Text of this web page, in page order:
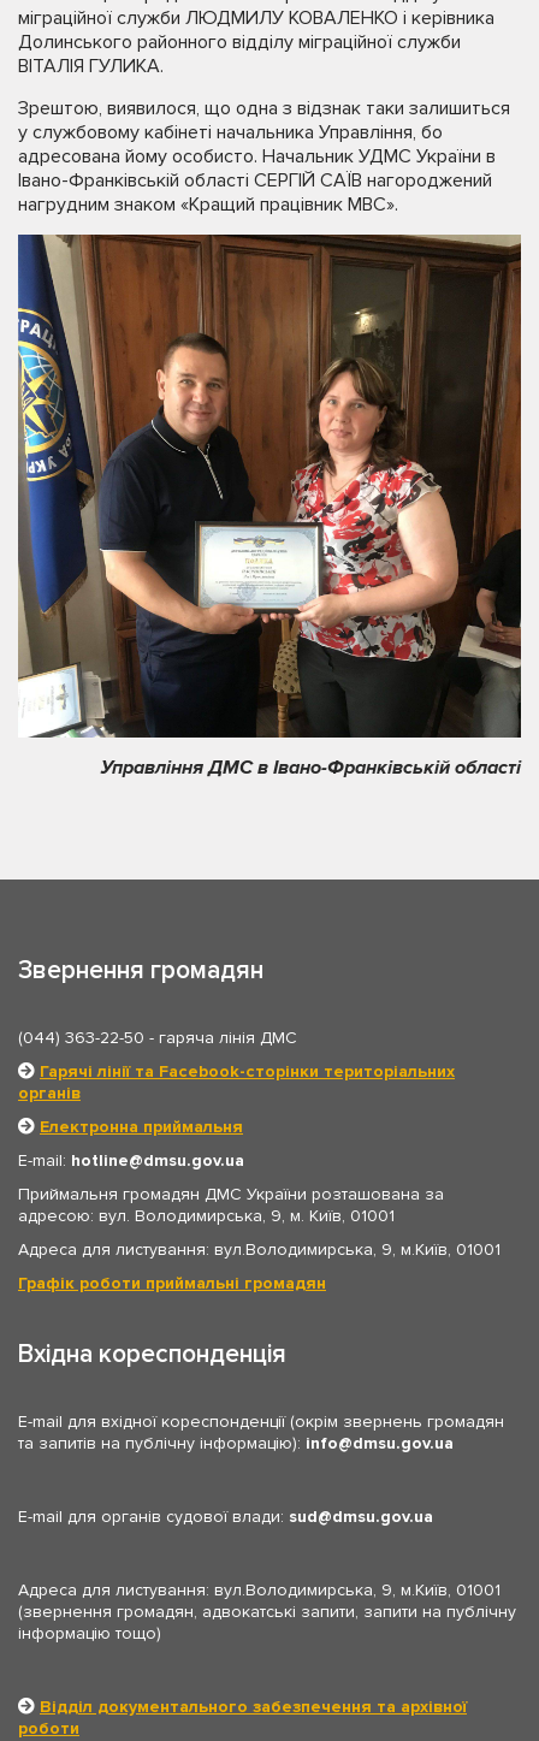
міграційної служби ЛЮДМИЛУ КОВАЛЕНКО і керівника
Долинського районного відділу міграційної служби
ВІТАЛІЯ ГУЛИКА.
Зрештою, виявилося, що одна з відзнак таки залишиться
у службовому кабінеті начальника Управління, бо
адресована йому особисто. Начальник УДМС України в
Івано-Франківській області СЕРГІЙ САЇВ нагороджений
нагрудним знаком «Кращий працівник МВС».
Управління ДМС в Івано-Франківській області
Звернення громадян
(044) 363-22-50 - гаряча лінія ДМС
Гарячі лінії та Facebook-сторінки територіальних
органів
Електронна приймальня
E-mail: hotline
dmsu.gov.ua
Приймальня громадян ДМС України розташована за
адресою: вул. Володимирська, 9, м. Київ, 01001
Адреса для листування: вул.Володимирська, 9, м.Київ, 01001
Графік роботи приймальні громадян
Вхідна кореспонденція
E-mail для вхідної кореспонденції (окрім звернень громадян
та запитів на публічну інформацію): info dmsu.gov.ua
E-mail для органів судової влади: sud dmsu.gov.ua
Адреса для листування: вул.Володимирська, 9, м.Київ, 01001
(звернення громадян, адвокатські запити, запити на публічну
інформацію тощо)
Відділ документального забезпечення та архівної
роботи